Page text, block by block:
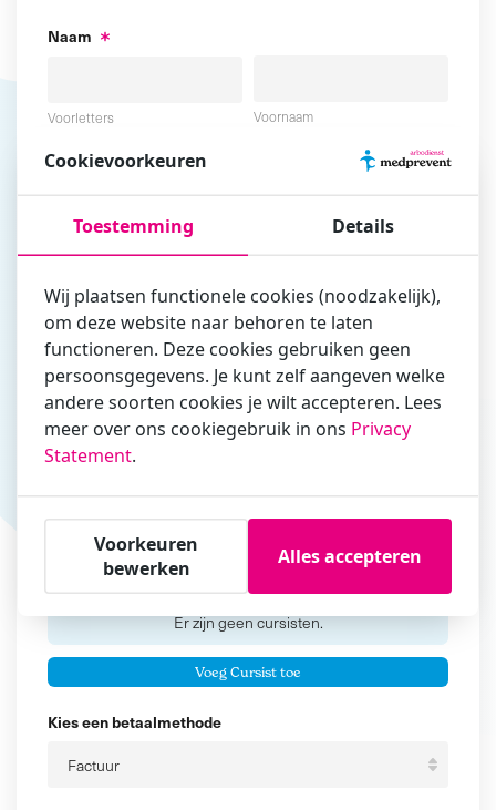
Naam
Voorletters Voornaam
Vul hier bij voorkeur het e-mailadres in waarmee je
zakelijk/administratief correspondeert
Is de contactpersoon ook een cursist?
Ja
Cursisten
Voeg cursisten toe
Voornaam
Tussenvoegsel
Er zijn geencursisten.
Voeg Cursist toe
Kies een betaalmethode
Cookievoorkeuren
Toestemming Details
Wij plaatsen functionele cookies (noodzakelijk),
om deze website naar behoren te laten
functioneren. Deze cookies gebruiken geen
persoonsgegevens. Je kunt zelf aangeven welke
andere soorten cookies je wilt accepteren. Lees
meer over ons cookiegebruik in ons Privacy
Statement.
Voorkeuren
bewerken
Alles accepteren